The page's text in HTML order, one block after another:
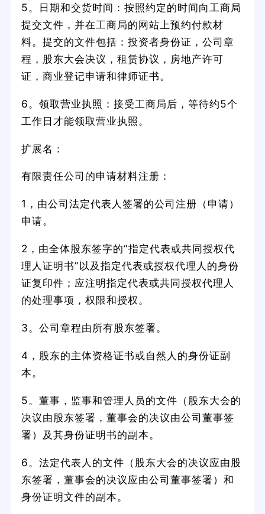
5。日期和交货时间：按照约定的时间向工商局
提交文件，并在工商局的网站上预约付款材
料。提交的文件包括：投资者身份证，公司章
程，股东大会决议，租赁协议，房地产许可
证，商业登记申请和律师证书。
6。领取营业执照：接受工商局后，等待约5个
工作日才能领取营业执照。
扩展名：
有限责任公司的申请材料注册：
1，由公司法定代表人签署的公司注册（申请）
申请。
2，由全体股东签字的“指定代表或共同授权代
理人证明书”以及指定代表或授权代理人的身份
证复印件；应注明指定代表或共同授权代理人
的处理事项，权限和授权。
3。公司章程由所有股东签署。
4，股东的主体资格证书或自然人的身份证副
本。
5。董事，监事和管理人员的文件（股东大会的
决议由股东签署，董事会的决议由公司董事签
署）及其身份证明书的副本。
6。法定代表人的文件（股东大会的决议应由股
东签署，董事会的决议应由公司董事签署）和
身份证明文件的副本。